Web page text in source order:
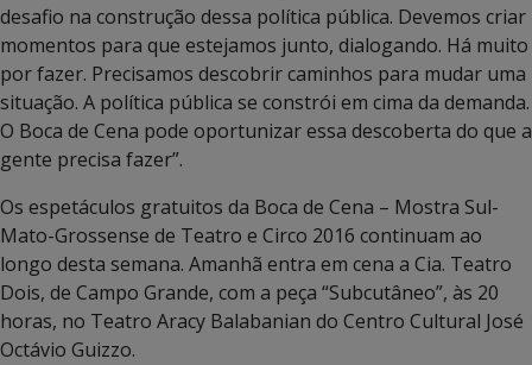
desafio na construção dessa política pública. Devemos criar
momentos para que estejamos junto, dialogando. Há muito
por fazer. Precisamos descobrir caminhos para mudar uma
situação. A política pública se constrói em cima da demanda.
O Boca de Cena pode oportunizar essa descoberta do que a
gente precisa fazer”.
Os espetáculos gratuitos da Boca de Cena – Mostra Sul-
Mato-Grossense de Teatro e Circo 2016 continuam ao
longo desta semana. Amanhã entra em cena a Cia. Teatro
Dois, de Campo Grande, com a peça “Subcutâneo”, às 20
horas, no Teatro Aracy Balabanian do Centro Cultural José
Octávio Guizzo.